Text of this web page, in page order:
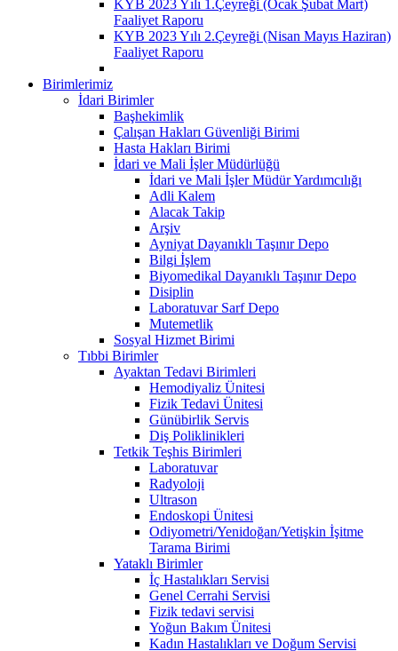
KYB 2023 Yılı 1.Çeyreği (Ocak Şubat Mart)
Faaliyet Raporu
KYB 2023 Yılı 2.Çeyreği (Nisan Mayıs Haziran)
Faaliyet Raporu
Birimlerimiz
İdari Birimler
Başhekimlik
Çalışan Hakları Güvenliği Birimi
Hasta Hakları Birimi
İdari ve Mali İşler Müdürlüğü
İdari ve Mali İşler Müdür Yardımcılığı
Adli Kalem
Alacak Takip
Arşiv
Ayniyat Dayanıklı Taşınır Depo
Bilgi İşlem
Biyomedikal Dayanıklı Taşınır Depo
Disiplin
Laboratuvar Sarf Depo
Mutemetlik
Sosyal Hizmet Birimi
Tıbbi Birimler
Ayaktan Tedavi Birimleri
Hemodiyaliz Ünitesi
Fizik Tedavi Ünitesi
Günübirlik Servis
Diş Poliklinikleri
Tetkik Teşhis Birimleri
Laboratuvar
Radyoloji
Ultrason
Endoskopi Ünitesi
Odiyometri/Yenidoğan/Yetişkin İşitme
Tarama Birimi
Yataklı Birimler
İç Hastalıkları Servisi
Genel Cerrahi Servisi
Fizik tedavi servisi
Yoğun Bakım Ünitesi
Kadın Hastalıkları ve Doğum Servisi